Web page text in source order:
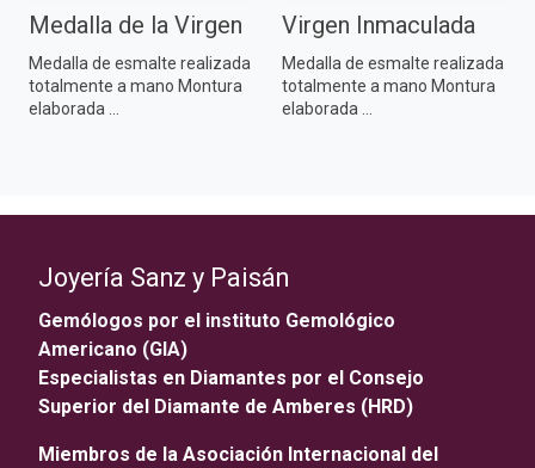
Medalla de la Virgen
Medalla de esmalte realizada
totalmente a mano Montura
elaborada ...
Virgen Inmaculada
Medalla de esmalte realizada
totalmente a mano Montura
elaborada ...
Joyería Sanz y Paisán
Gemólogos por el instituto Gemológico
Americano (GIA)
Especialistas en Diamantes por el Consejo
Superior del Diamante de Amberes (HRD)
Miembros de la Asociación Internacional del